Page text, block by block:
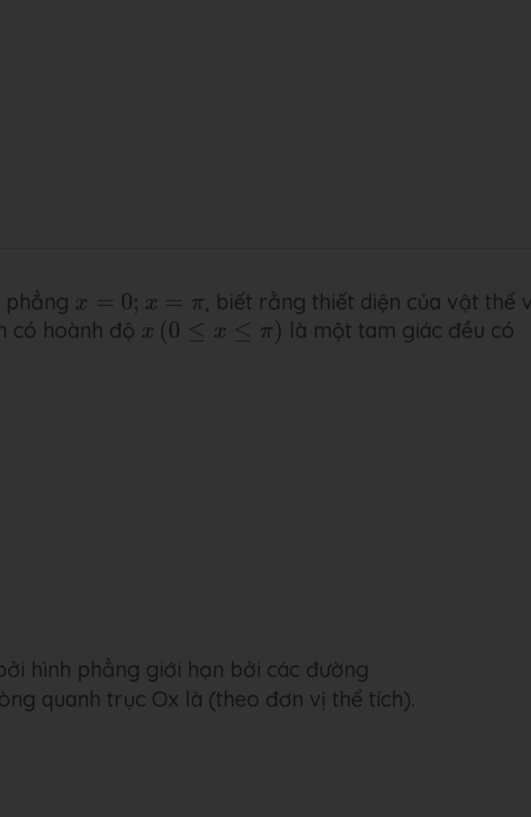
phẳng x = 0; x = π
x x= π
, biết rằng thiết diện của vật thể
có hoành độ x (0 ≤ x ≤ π )
x( 0≤ x≤ π )
là một tam giác đều có
hình phẳng giới hạn bởi các đường
quanh trục Ox là (theo đơn vị thể tích).